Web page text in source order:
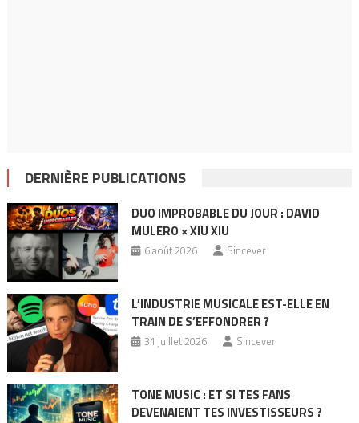
DERNIÈRE PUBLICATIONS
DUO IMPROBABLE DU JOUR : DAVID
MULERO × XIU XIU
6 août 2026 Sincever
L’INDUSTRIE MUSICALE EST-ELLE EN
TRAIN DE S’EFFONDRER ?
31 juillet 2026 Sincever
TONE MUSIC : ET SI TES FANS
DEVENAIENT TES INVESTISSEURS ?